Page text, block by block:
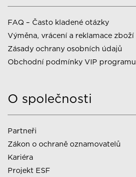
FAQ – Často kladené otázky
Výměna, vrácení a reklamace zboží
Zásady ochrany osobních údajů
Obchodní podmínky VIP programu
O společnosti
Partneři
Zákon o ochraně oznamovatelů
Kariéra
Projekt ESF